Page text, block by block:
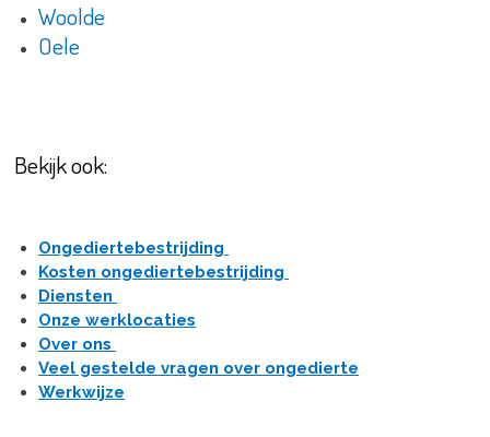
Woolde
Oele
Bekijk ook:
Ongediertebestrijding
Kosten ongediertebestrijding
Diensten
Onze werklocaties
Over ons
Veel gestelde vragen over ongedierte
Werkwijze